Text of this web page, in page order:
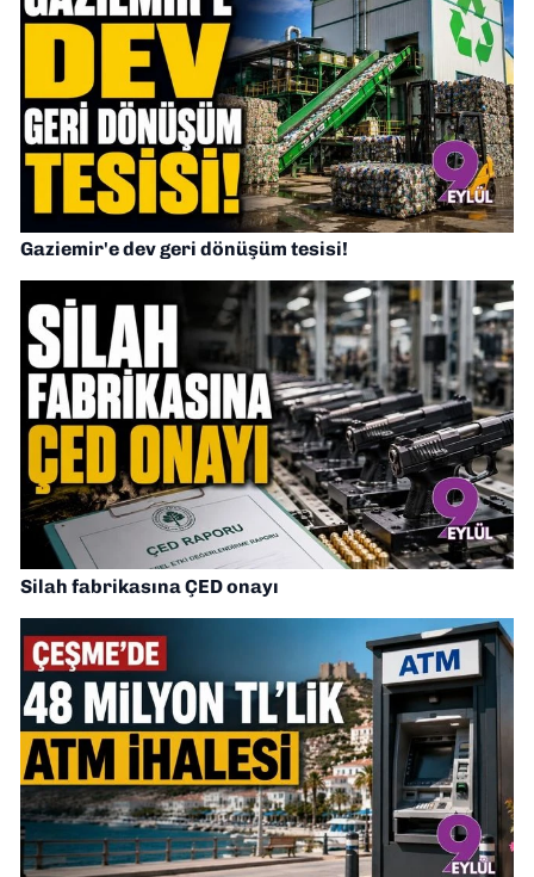
Gaziemir'e dev geri dönüşüm tesisi!
Silah fabrikasına ÇED onayı